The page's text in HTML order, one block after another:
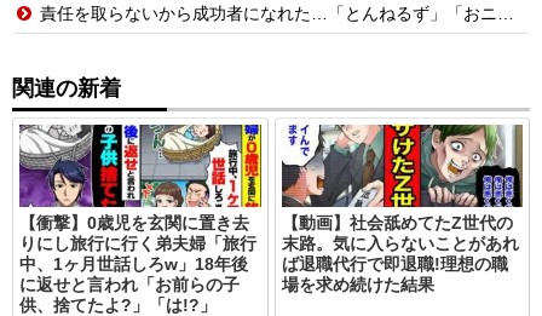
責任を取らないから成功者になれた…「とんねるず」「おニャン子」「AKB」とヒットを出し続けた秋元康の哲学！！！
関連の新着
【衝撃】0歳児を玄関に置き去
りにし旅行に行く弟夫婦「旅行
中、1ヶ月世話しろw」18年後
に返せと言われ「お前らの子
供、捨てたよ?」「は!?」
【動画】社会舐めてたZ世代の
末路。気に入らないことがあれ
ば退職代行で即退職!理想の職
場を求め続けた結果